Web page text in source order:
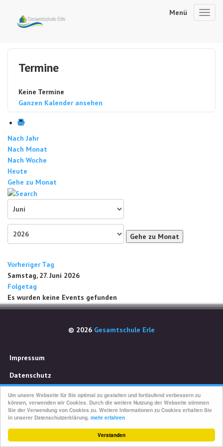
Verstanden
Um unsere Webseite für Sie optimal zu gestalten und fortlaufend verbessern zu
können, verwenden wir Cookies. Durch die weitere Nutzung der Webseite stimmen
Sie der Verwendung von Cookies zu. Weitere Informationen zu Cookies erhalten Sie
in unserer Datenschutzerklärung. mehr erfahren
Menü
Termine
Keine Termine
Ganzen Kalender ansehen
Nach Jahr
Nach Monat
Nach Woche
Heute
Gehe zu Monat
Gehe zu Monat
Vorheriger Tag
Samstag, 27. Juni 2026
Folgetag
Es wurden keine Events gefunden
© 2026 Gesamtschule Erle
Impressum
Datenschutz